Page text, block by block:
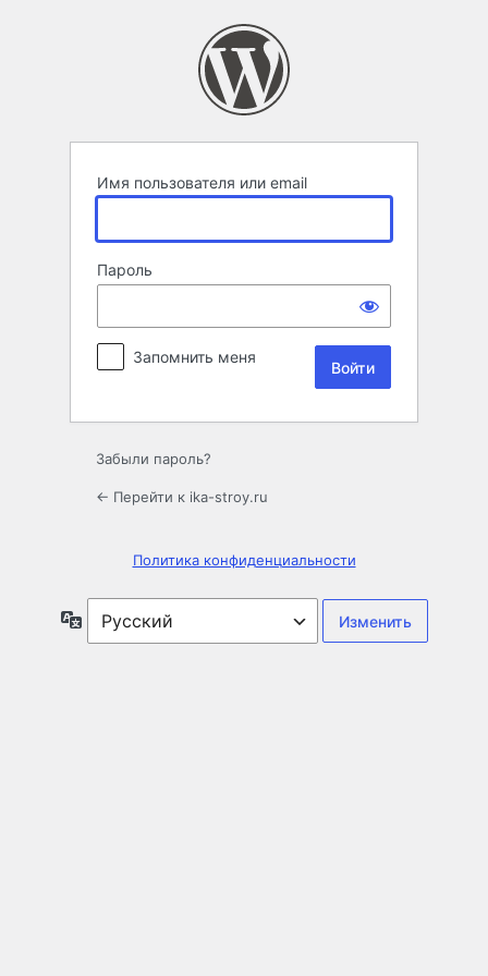
Имя пользователя или email
Пароль
Запомнить меня
Забыли пароль?
← Перейти к ika-stroy.ru
Политика конфиденциальности
Язык